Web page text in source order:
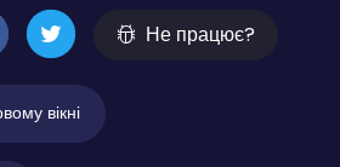
Не працює?
вікні